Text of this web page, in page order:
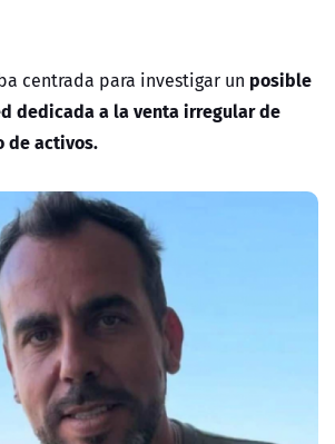
centrada para investigar un posible
dedicada a la venta irregular de
de activos.